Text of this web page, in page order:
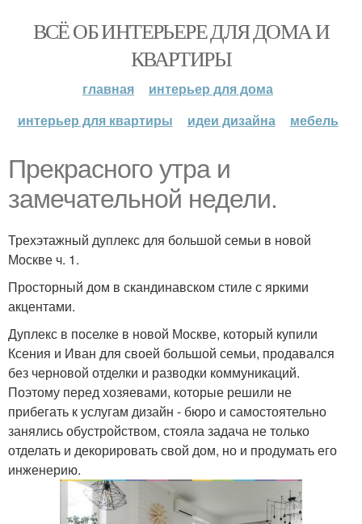
ВСЁ ОБ ИНТЕРЬЕРЕ ДЛЯ ДОМА И
КВАРТИРЫ
главная
интерьер для дома
интерьер для квартиры
идеи дизайна мебель
Прекрасного утра и
замечательной недели.
Трехэтажный дуплекс для большой семьи в новой
Москве ч. 1.
Просторный дом в скандинавском стиле с яркими
акцентами.
Дуплекс в поселке в новой Москве, который купили
Ксения и Иван для своей большой семьи, продавался
без черновой отделки и разводки коммуникаций.
Поэтому перед хозяевами, которые решили не
прибегать к услугам дизайн - бюро и самостоятельно
занялись обустройством, стояла задача не только
отделать и декорировать свой дом, но и продумать его
инженерию.